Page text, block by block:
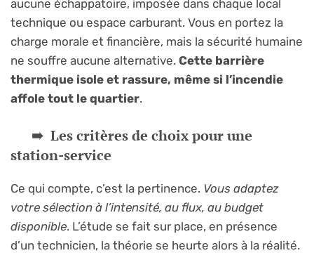
aucune échappatoire, imposée dans chaque local
technique ou espace carburant. Vous en portez la
charge morale et financière, mais la sécurité humaine
ne souffre aucune alternative. Cette barrière
thermique isole et rassure, même si l’incendie
affole tout le quartier.
Les critères de choix pour une
station-service
Ce qui compte, c’est la pertinence. Vous adaptez
votre sélection à l’intensité, au flux, au budget
disponible. L’étude se fait sur place, en présence
d’un technicien, la théorie se heurte alors à la réalité.